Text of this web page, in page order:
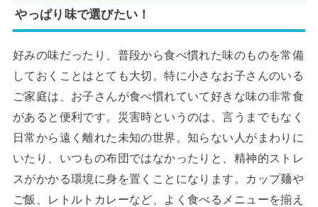
やっぱり味で選びたい！
好みの味だったり、普段から食べ慣れた味のものを常備
しておくことはとても大切。特に小さなお子さんのいる
ご家庭は、お子さんが食べ慣れていて好きな味の非常食
があると便利です。災害時というのは、言うまでもなく
日常から遠く離れた未知の世界。知らない人がまわりに
いたり、いつもの布団ではなかったりと、精神的ストレ
スがかかる環境に身を置くことになります。カップ麺や
ご飯、レトルトカレーなど、よく食べるメニューを揃え